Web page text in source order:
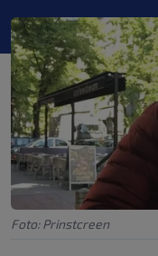
Foto: Prinstcreen